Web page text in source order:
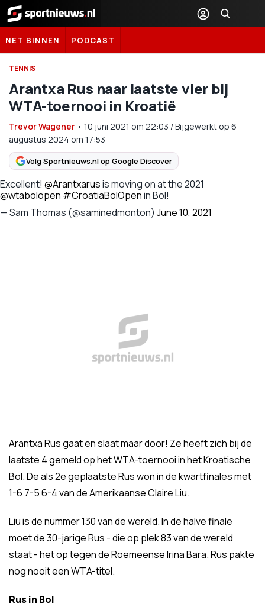
Sportnieuws.nl
NET BINNEN PODCAST
TENNIS
Arantxa Rus naar laatste vier bij
WTA-toernooi in Kroatië
Trevor Wagener • 10 juni 2021 om 22:03 /Bijgewerkt op 6
augustus 2024 om 17:53
Volg Sportnieuws.nl op Google Discover
Excellent! @Arantxarusis moving on at the 2021
@wtabolopen #CroatiaBolOpenin Bol!
— Sam Thomas (@saminedmonton) June 10, 2021
Arantxa Rus gaat en slaat maar door! Ze heeft zich bij de
laatste 4 gemeld op het WTA-toernooi in het Kroatische
Bol. De als 2e geplaatste Rus won in de kwartfinales met
1-6 7-5 6-4 van de Amerikaanse Claire Liu.
Liu is de nummer 130 van de wereld. In de halve finale
moet de 30-jarige Rus - die op plek 83 van de wereld
staat - het op tegen de Roemeense Irina Bara. Rus pakte
nog nooit een WTA-titel.
Rus in Bol